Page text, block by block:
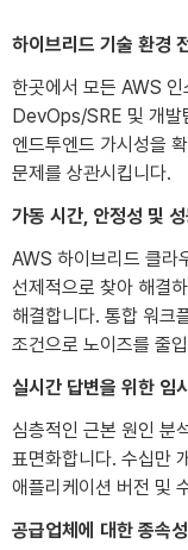
하이브리드 기술 환경
한곳에서 모든 AWS
DevOps/SRE 및 개발
엔드투엔드 가시성을
문제를 상관시킵니다.
가동 시간, 안정성 및
AWS 하이브리드 클라
선제적으로 찾아 해결
해결합니다. 통합 워크
조건으로 노이즈를 줄
실시간 답변을 위한 임
심층적인 근본 원인 분
표면화합니다. 수십만
애플리케이션 버전 및
공급업체에 대한 종속